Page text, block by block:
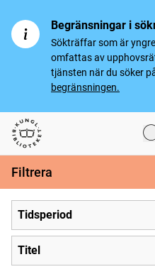
Begränsningar i
Sökträffar som är
omfattas av
tjänsten när du söker
begränsningen.
Svenska tidningar
Filtrera
Tidsperiod
Titel